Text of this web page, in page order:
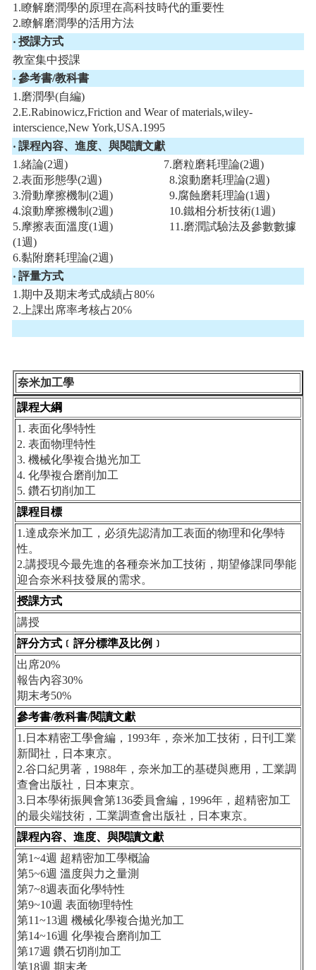
1.瞭解磨潤學的原理在高科技時代的重要性
2.瞭解磨潤學的活用方法
‧ 授課方式
教室集中授課
‧ 參考書/教科書
1.磨潤學(自編)
2.E.Rabinowicz,Friction and Wear of materials,wiley-
interscience,New York,USA.1995
‧ 課程內容、進度、與閱讀文獻
1.緒論(2週) 7.磨粒磨耗理論(2週)
2.表面形態學(2週) 8.滾動磨耗理論(2週)
3.滑動摩擦機制(2週) 9.腐蝕磨耗理論(1週)
4.滾動摩擦機制(2週) 10.鐵相分析技術(1週)
5.摩擦表面溫度(1週) 11.磨潤試驗法及參數數據
(1週)
6.黏附磨耗理論(2週)
‧ 評量方式
1.期中及期末考式成績占80℅
2.上課出席率考核占20℅
奈米加工學
課程大綱
1. 表面化學特性
2. 表面物理特性
3. 機械化學複合拋光加工
4. 化學複合磨削加工
5. 鑽石切削加工
課程目標
1.達成奈米加工，必須先認清加工表面的物理和化學特
性。
2.講授現今最先進的各種奈米加工技術，期望修課同學能
迎合奈米科技發展的需求。
授課方式
講授
評分方式﹝評分標準及比例﹞
出席20%
報告內容30%
期末考50%
參考書/教科書/閱讀文獻
1.日本精密工學會編，1993年，奈米加工技術，日刊工業
新聞社，日本東京。
2.谷口紀男著，1988年，奈米加工的基礎與應用，工業調
查會出版社，日本東京。
3.日本學術振興會第136委員會編，1996年，超精密加工
的最尖端技術，工業調查會出版社，日本東京。
課程內容、進度、與閱讀文獻
第1~4週 超精密加工學概論
第5~6週 溫度與力之量測
第7~8週表面化學特性
第9~10週 表面物理特性
第11~13週 機械化學複合拋光加工
第14~16週 化學複合磨削加工
第17週 鑽石切削加工
第18週 期末考